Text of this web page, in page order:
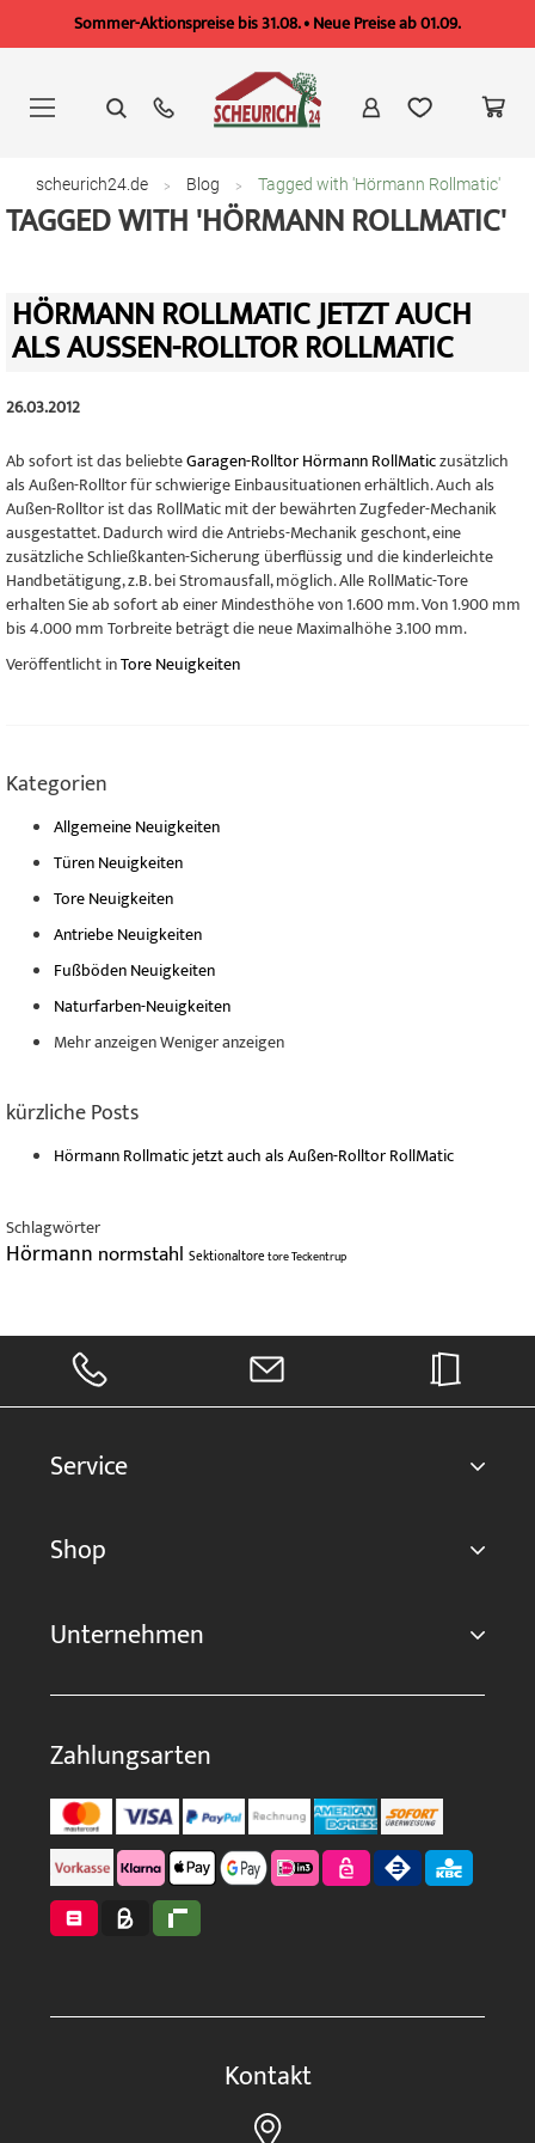
Sommer-Aktionspreise bis 31.08. • Neue Preise ab 01.09.
springen
scheurich24.de Blog Tagged with 'Hörmann Rollmatic'
TAGGED WITH 'HÖRMANN ROLLMATIC'
HÖRMANN ROLLMATIC JETZT AUCH
ALS AUSSEN-ROLLTOR ROLLMATIC
26.03.2012
Ab sofort ist das beliebteGaragen-Rolltor Hörmann RollMaticzusätzlich
als Außen-Rolltor für schwierige Einbausituationen erhältlich. Auch als
Außen-Rolltor ist das RollMatic mit der bewährten Zugfeder-Mechanik
ausgestattet. Dadurch wird die Antriebs-Mechanik geschont, eine
zusätzliche Schließkanten-Sicherung überflüssig und die kinderleichte
Handbetätigung, z.B. bei Stromausfall, möglich. Alle RollMatic-Tore
erhalten Sie ab sofort ab einer Mindesthöhe von 1.600 mm. Von 1.900 mm
bis 4.000 mm Torbreite beträgt die neue Maximalhöhe 3.100 mm.
Veröffentlicht inTore Neuigkeiten
Kategorien
Allgemeine Neuigkeiten
Türen Neuigkeiten
Tore Neuigkeiten
Antriebe Neuigkeiten
Fußböden Neuigkeiten
Naturfarben-Neuigkeiten
Mehr anzeigenWeniger anzeigen
kürzliche Posts
Hörmann Rollmatic jetzt auch als Außen-Rolltor RollMatic
Schlagwörter
Hörmann normstahl SektionaltoretoreTeckentrup
Service
Shop
Unternehmen
Zahlungsarten
Kontakt